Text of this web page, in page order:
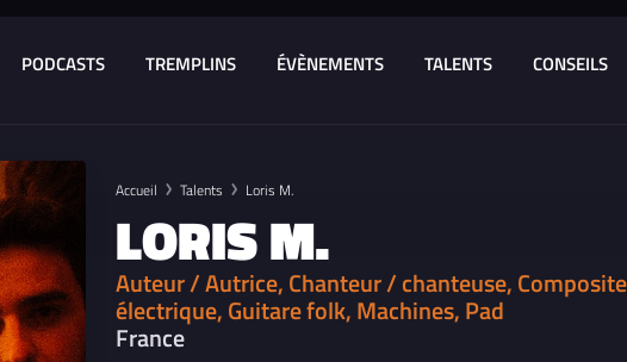
PODCASTS TREMPLINS ÉVÈNEMENTS TALENTS CONSEILS
Accueil Talents Loris M.
LORIS M.
Auteur / Autrice, Chanteur / chanteuse,
électrique, Guitare folk, Machines, Pad
France